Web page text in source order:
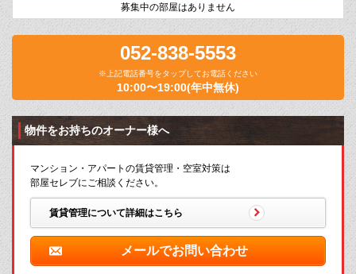
募集中の部屋はありません
052-838-5553
※上記電話番号をタップしてお電話ください
10:00〜19:00(年中無休)
物件をお持ちのオーナー様へ
マンション・アパートの賃貸管理・空室対策は
部屋セレブにご相談ください。
賃貸管理について詳細はこちら
メールでお問い合わせ